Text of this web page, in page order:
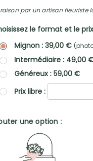
par un artisan fleuriste
le format et le
Mignon : 39,00 €
Intermédiaire : 49,00
Généreux : 59,00 €
Prix libre :
une option :